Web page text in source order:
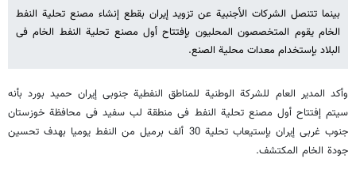
بینما تتنصل الشرکات الأجنبیة عن تزوید إیران بقطع إنشاء مصنع تحلیة النفط
الخام یقوم المتخصصون المحلیون بإفتتاح أول مصنع تحلیة النفط الخام فی
البلاد بإستخدام معدات محلیة الصنع.
وأکد المدیر العام للشرکة الوطنیة للمناطق النفطیة جنوبی إیران حمید بورد بأنه
سیتم إفتتاح أول مصنع تحلیة النفط فی منطقة لب سفید فی محافظة خوزستان
جنوب غربی إیران بإستیعاب تحلیة 30 ألف برمیل من النفط یومیا بهدف تحسین
جودة الخام المکتشف.